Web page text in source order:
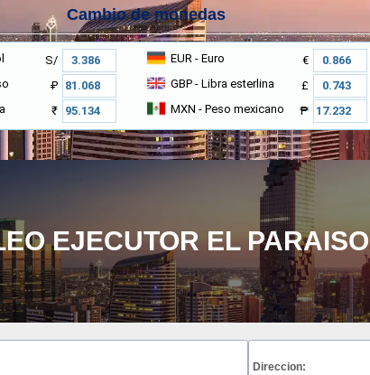
Cambio de monedas
S/ EUR - Euro €
₽ GBP - Libra esterlina £
₹ MXN - Peso mexicano ₱
EJECUTOR EL PARAISO
Direccion: